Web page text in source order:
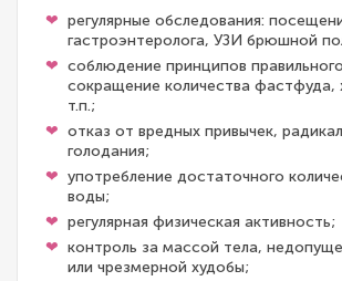
регулярные обследования:
гастроэнтеролога, УЗИ брюшной
соблюдение принципов
сокращение количества
т.п.;
отказ от вредных привычек,
голодания;
употребление достаточного
воды;
регулярная физическая активность;
контроль за массой тела,
или чрезмерной худобы;